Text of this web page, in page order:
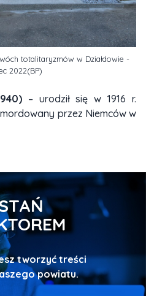
totalitaryzmów w Działdowie -
2022(BP)
– urodził się w 1916 r.
przez Niemców w
tworzyć treści
dotyczące naszego powiatu.